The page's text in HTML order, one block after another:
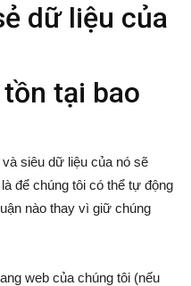
dữ liệu của
tại bao
siêu dữ liệu của nó sẽ
để chúng tôi có thể tự động
nào thay vì giữ chúng
web của chúng tôi (nếu